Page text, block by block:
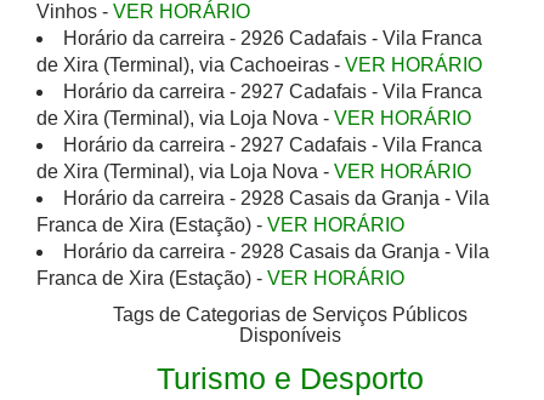
Vinhos - VER HORÁRIO
Horário da carreira - 2926 Cadafais - Vila Franca
de Xira (Terminal), via Cachoeiras - VER HORÁRIO
Horário da carreira - 2927 Cadafais - Vila Franca
de Xira (Terminal), via Loja Nova - VER HORÁRIO
Horário da carreira - 2927 Cadafais - Vila Franca
de Xira (Terminal), via Loja Nova - VER HORÁRIO
Horário da carreira - 2928 Casais da Granja - Vila
Franca de Xira (Estação) - VER HORÁRIO
Horário da carreira - 2928 Casais da Granja - Vila
Franca de Xira (Estação) - VER HORÁRIO
Tags de Categorias de Serviços Públicos
Disponíveis
Turismo e Desporto